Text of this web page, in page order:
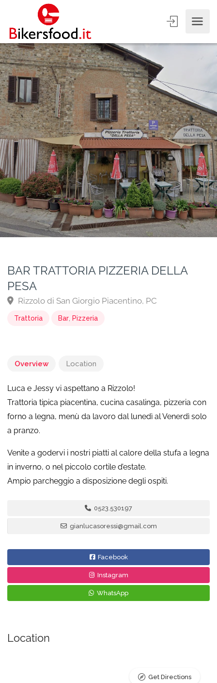
BAR TRATTORIA PIZZERIA DELLA
PESA
Rizzolo di San Giorgio Piacentino, PC
Trattoria Bar Pizzeria
Overview Location
Luca e Jessy vi aspettano a Rizzolo!
Trattoria tipica piacentina, cucina casalinga, pizzeria con
forno a legna, menù da lavoro dal lunedì al Venerdì solo
a pranzo.
Venite a godervi i nostri piatti al calore della stufa a legna
in inverno, o nel piccolo cortile d’estate.
Ampio parcheggio a disposizione degli ospiti.
0523.530197
gianlucasoressi@gmail.com
Facebook
Instagram
WhatsApp
Location
Get Directions